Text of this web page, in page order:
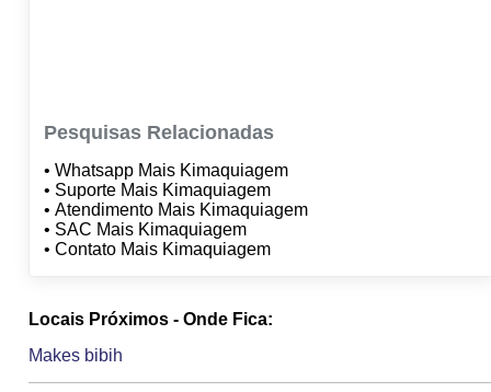
Pesquisas Relacionadas
• Whatsapp Mais Kimaquiagem
• Suporte Mais Kimaquiagem
• Atendimento Mais Kimaquiagem
• SAC Mais Kimaquiagem
• Contato Mais Kimaquiagem
Locais Próximos - Onde Fica:
Makes bibih